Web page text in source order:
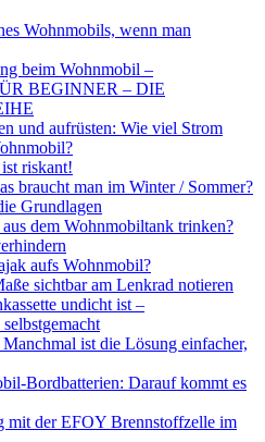
Wohnmobils, wenn man
beim Wohnmobil –
BEGINNER – DIE
und aufrüsten: Wie viel Strom
riskant!
braucht man im Winter / Sommer?
Grundlagen
dem Wohnmobiltank trinken?
aufs Wohnmobil?
sichtbar am Lenkrad notieren
undicht ist –
ist die Lösung einfacher,
Bordbatterien: Darauf kommt es
mit der EFOY Brennstoffzelle im